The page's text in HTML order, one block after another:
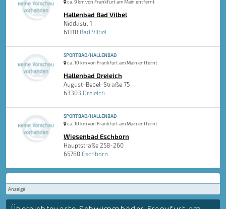
ca. 9 km von Frankfurt am Main entfernt
Hallenbad Bad Vilbel
Niddastr. 1
61118 Bad Vilbel
SPORTBAD/HALLENBAD
ca. 10 km von Frankfurt am Main entfernt
Hallenbad Dreieich
August-Bebel-Straße 75
63303 Dreieich
SPORTBAD/HALLENBAD
ca. 10 km von Frankfurt am Main entfernt
Wiesenbad Eschborn
Hauptstraße 258-260
65760 Eschborn
Anzeige